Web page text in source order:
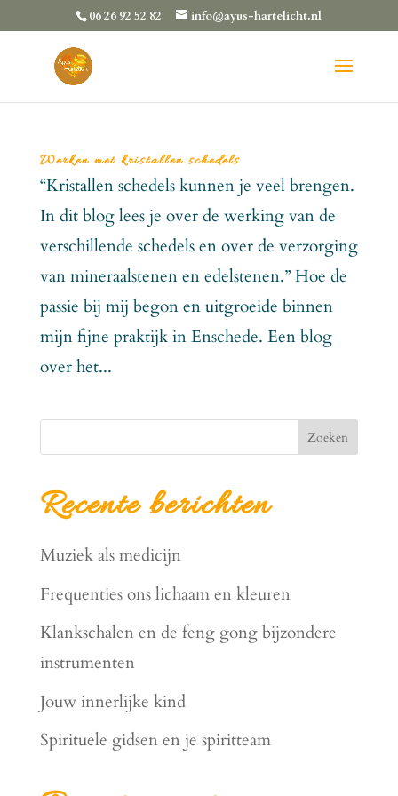
06 26 92 52 82 info@ayus-hartelicht.nl
Werken met kristallen schedels
“Kristallen schedels kunnen je veel brengen.
In dit blog lees je over de werking van de
verschillende schedels en over de verzorging
van mineraalstenen en edelstenen.” Hoe de
passie bij mij begon en uitgroeide binnen
mijn fijne praktijk in Enschede. Een blog
over het...
Zoeken
Recente berichten
Muziek als medicijn
Frequenties ons lichaam en kleuren
Klankschalen en de feng gong bijzondere
instrumenten
Jouw innerlijke kind
Spirituele gidsen en je spiritteam